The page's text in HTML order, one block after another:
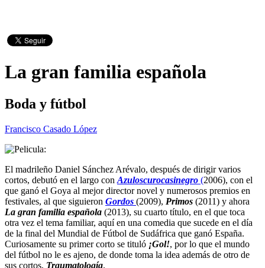
La gran familia española
Boda y fútbol
Francisco Casado López
El madrileño Daniel Sánchez Arévalo, después de dirigir varios
cortos, debutó en el largo con Azuloscurocasinegro (2006), con el
que ganó el Goya al mejor director novel y numerosos premios en
festivales, al que siguieron Gordos (2009), Primos (2011) y ahora
La gran familia española (2013), su cuarto título, en el que toca
otra vez el tema familiar, aquí en una comedia que sucede en el día
de la final del Mundial de Fútbol de Sudáfrica que ganó España.
Curiosamente su primer corto se tituló ¡Gol!, por lo que el mundo
del fútbol no le es ajeno, de donde toma la idea además de otro de
sus cortos, Traumatología.